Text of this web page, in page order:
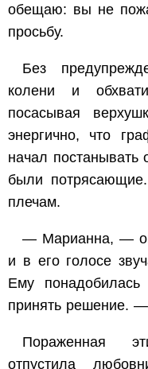
обещаю: вы не
просьбу.
Без
колени и
посасывая
энергично, что
начал постанывать
были
плечам.
— Марианна, —
и в его голосе
Ему
принять решение.
Пораженная
отпустила